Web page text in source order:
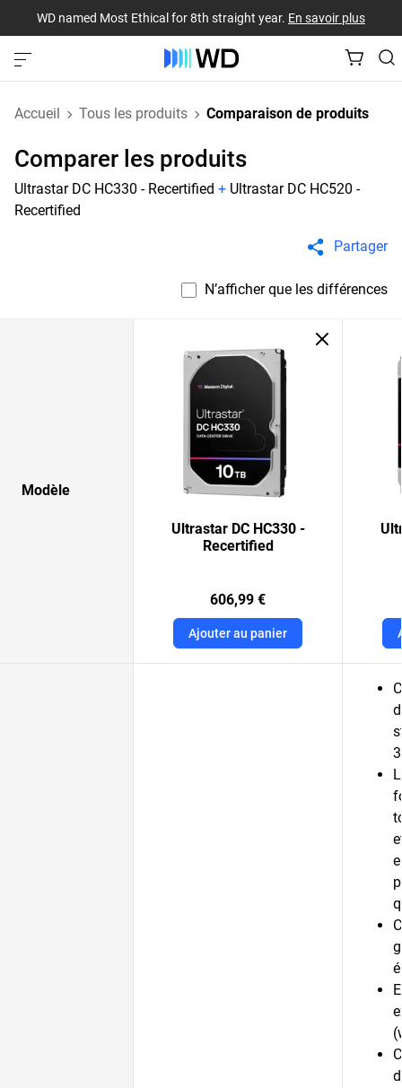
WD named Most Ethical for 8th straight year. En savoir plus
Accueil Tous les produits Comparaison de produits
Comparer les produits
Ultrastar DC HC330 - Recertified + Ultrastar DC HC520 -
Recertified
Partager
N’afficher que les différences
Modèle
Ultrastar DC HC330 -
Recertified
606,99 €
Ajouter au panier